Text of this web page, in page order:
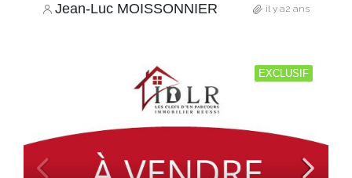
Jean-Luc MOISSONNIER il y a2 ans
EXCLUSIF